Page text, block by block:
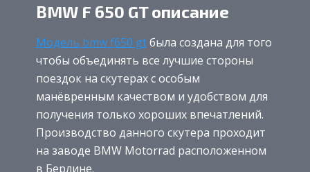
BMW F 650 GT описание
Модель bmw f650 gtбыла создана для того
чтобы объединять все лучшие стороны
поездок на скутерах с особым
манёвренным качеством и удобством для
получения только хороших впечатлений.
Производство данного скутера проходит
на заводе BMW Motorrad расположенном
в Берлине.